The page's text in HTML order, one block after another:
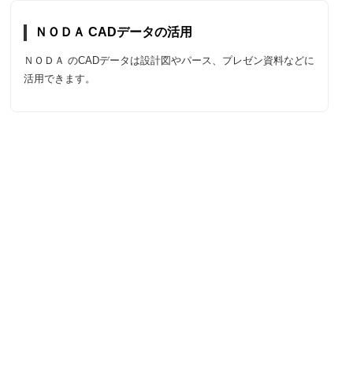
ＮＯＤＡ CADデータの活用
ＮＯＤＡ のCADデータは設計図やパース、プレゼン資料などに
活用できます。